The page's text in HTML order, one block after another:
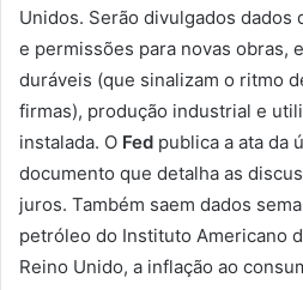
Unidos. Serão divulgados dados
e permissões para novas obras,
duráveis (que sinalizam o ritmo
firmas), produção industrial e
instalada. O Fed publica a ata da
documento que detalha as
juros. Também saem dados
petróleo do Instituto Americano
Reino Unido, a inflação ao